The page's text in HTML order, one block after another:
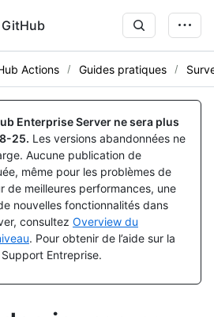
Actions Guides pratiques
Enterprise Server ne sera plus
25. Les versions abandonnées ne
Aucune publication de
même pour les problèmes de
de meilleures performances, une
nouvelles fonctionnalités dans
consultez Overview du
. Pour obtenir de l’aide sur la
Entreprise.